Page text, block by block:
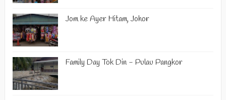
Jom ke Ayer Hitam, Johor
Family Day Tok Din - Pulau Pangkor